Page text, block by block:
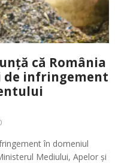
că România
de infringement
în domeniul
Mediului, Apelor și